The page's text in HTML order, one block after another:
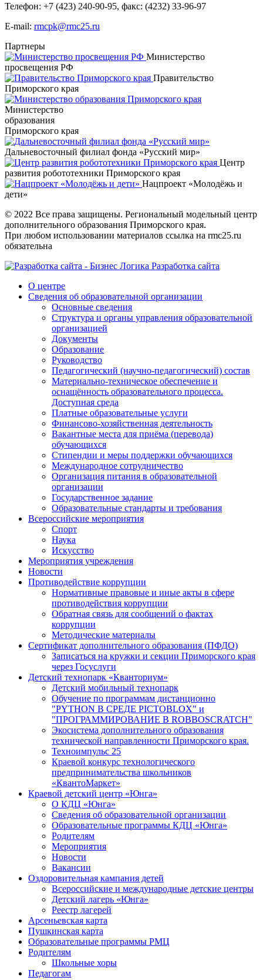
Телефон: +7 (423) 240-90-95, факс: (4232) 33-96-97
E-mail: rmcpk@rmc25.ru
Партнеры
Министерство
просвещения РФ
Правительство
Приморского края
Министерство
образования
Приморского края
Дальневосточный филиал фонда «Русский мир»
Центр
развития робототехники Приморского края
Нацпроект «Молодёжь и
дети»
© 2022 Все права защищены. Региональный модельный центр
дополнительного образования Приморского края.
При любом использовании материалов ссылка на rmc25.ru
обязательна
Разработка сайта
О центре
Сведения об образовательной организации
Основные сведения
Структура и органы управления образовательной
организацией
Документы
Образование
Руководство
Педагогический (научно-педагогический) состав
Материально-техническое обеспечение и
оснащённость образовательного процесса.
Доступная среда
Платные образовательные услуги
Финансово-хозяйственная деятельность
Вакантные места для приёма (перевода)
обучающихся
Стипендии и меры поддержки обучающихся
Международное сотрудничество
Организация питания в образовательной
организации
Государственное задание
Образовательные стандарты и требования
Всероссийские мероприятия
Спорт
Наука
Искусство
Мероприятия учреждения
Новости
Противодействие коррупции
Нормативные правовые и иные акты в сфере
противодействия коррупции
Обратная связь для сообщений о фактах
коррупции
Методические материалы
Сертификат дополнительного образования (ПФДО)
Записаться на кружки и секции Приморского края
через Госуслуги
Детский технопарк «Кванториум»
Детский мобильный технопарк
Обучение по программам дистанционно
"PYTHON В СРЕДЕ PICTOBLOX" и
"ПРОГРАММИРОВАНИЕ В ROBBOSCRATCH"
Экосистема дополнительного образования
технической направленности Приморского края.
Техноимпульс 25
Краевой конкурс технологического
предпринимательства школьников
«КвантоМаркет»
Краевой детский центр «Юнга»
О КДЦ «Юнга»
Сведения об образовательной организации
Образовательные программы КДЦ «Юнга»
Родителям
Мероприятия
Новости
Вакансии
Оздоровительная кампания детей
Всероссийские и международные детские центры
Детский лагерь «Юнга»
Реестр лагерей
Арсеньевская карта
Пушкинская карта
Образовательные программы РМЦ
Родителям
Школьные хоры
Педагогам